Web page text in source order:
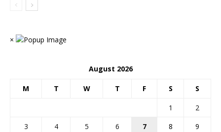
×
August 2026
M T W T F S S
1
2
3
4 5 6 7 8
9